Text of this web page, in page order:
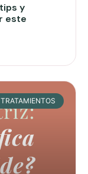
y
este
TRATAMIENTOS